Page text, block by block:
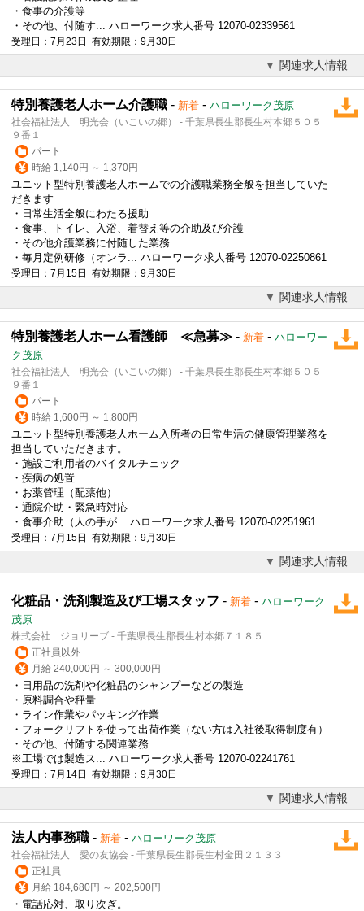
・食事の介護等
・その他、付随す... ハローワーク求人番号 12070-02339561
受理日：7月23日 有効期限：9月30日
関連求人情報
特別養護老人ホーム介護職 - 新着 - ハローワーク茂原
社会福祉法人 明光会（いこいの郷） - 千葉県長生郡長生村本郷５０５
９番１
パート
時給 1,140円 ～ 1,370円
ユニット型特別養護老人ホームでの介護職業務全般を担当していた
だきます
・日常生活全般にわたる援助
・食事、トイレ、入浴、着替え等の介助及び介護
・その他介護業務に付随した業務
・毎月定例研修（オンラ... ハローワーク求人番号 12070-02250861
受理日：7月15日 有効期限：9月30日
関連求人情報
特別養護老人ホーム看護師 ≪急募≫ - 新着 - ハローワー
ク茂原
社会福祉法人 明光会（いこいの郷） - 千葉県長生郡長生村本郷５０５
９番１
パート
時給 1,600円 ～ 1,800円
ユニット型特別養護老人ホーム入所者の日常生活の健康管理業務を
担当していただきます。
・施設ご利用者のバイタルチェック
・疾病の処置
・お薬管理（配薬他）
・通院介助・緊急時対応
・食事介助（人の手が... ハローワーク求人番号 12070-02251961
受理日：7月15日 有効期限：9月30日
関連求人情報
化粧品・洗剤製造及び工場スタッフ - 新着 - ハローワーク
茂原
株式会社 ジョリーブ - 千葉県長生郡長生村本郷７１８５
正社員以外
月給 240,000円 ～ 300,000円
・日用品の洗剤や化粧品のシャンプーなどの製造
・原料調合や秤量
・ライン作業やパッキング作業
・フォークリフトを使って出荷作業（ない方は入社後取得制度有）
・その他、付随する関連業務
※工場では製造ス... ハローワーク求人番号 12070-02241761
受理日：7月14日 有効期限：9月30日
関連求人情報
法人内事務職 - 新着 - ハローワーク茂原
社会福祉法人 愛の友協会 - 千葉県長生郡長生村金田２１３３
正社員
月給 184,680円 ～ 202,500円
・電話応対、取り次ぎ。